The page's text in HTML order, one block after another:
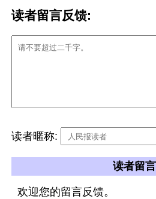
读者留言反馈:
读者暱称:
读者留言
欢迎您的留言反馈。